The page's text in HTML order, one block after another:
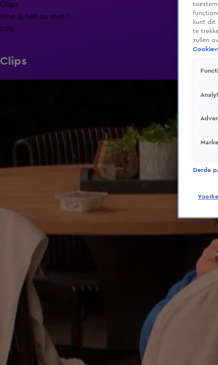
Clips
Hoe is het nu met?
Info
Clips
kunt dit
te
zullen
Derde